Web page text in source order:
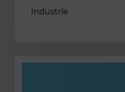
Industrie